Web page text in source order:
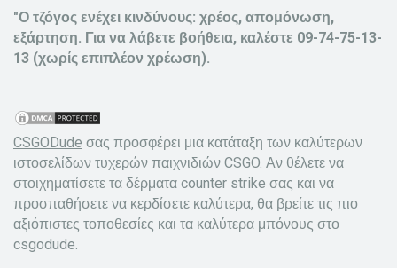
"Ο τζόγος ενέχει κινδύνους: χρέος, απομόνωση,
εξάρτηση. Για να λάβετε βοήθεια, καλέστε 09-74-75-13-
13 (χωρίς επιπλέον χρέωση).
CSGODude σας προσφέρει μια κατάταξη των καλύτερων
ιστοσελίδων τυχερών παιχνιδιών CSGO. Αν θέλετε να
στοιχηματίσετε τα δέρματα counter strike σας και να
προσπαθήσετε να κερδίσετε καλύτερα, θα βρείτε τις πιο
αξιόπιστες τοποθεσίες και τα καλύτερα μπόνους στο
csgodude.